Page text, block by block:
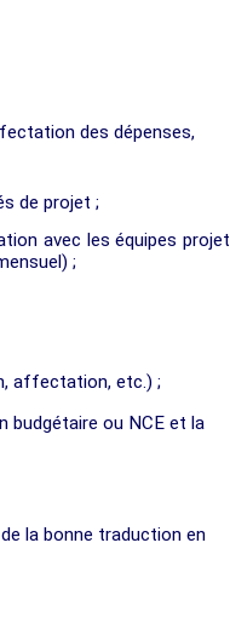
des dépenses,
de projet ;
avec les équipes projet
;
affectation, etc.) ;
budgétaire ou NCE et la
la bonne traduction en